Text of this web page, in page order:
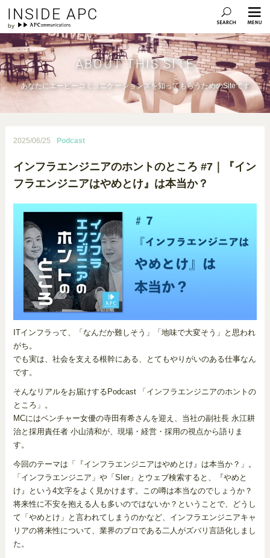
INSIDE APC
ABOUT THIS SITE
あなたにエーピーコミュニケーションズを知ってもらうためのSiteです
2025/06/25 Podcast
インフラエンジニアのホントのところ #7｜『イン
フラエンジニアはやめとけ』は本当か？
ITインフラって、「なんだか難しそう」「地味で大変そう」と思われ
がち。
でも実は、社会を支える根幹にある、とてもやりがいのある仕事なん
です。
そんなリアルをお届けするPodcast 「インフラエンジニアのホントの
ところ」。
MCにはベンチャー女優の寺田有希さんを迎え、当社の副社長 永江耕
治と採用責任者 小山清和が、現場・経営・採用の視点から語りま
す。
今回のテーマは「『インフラエンジニアはやめとけ』は本当か？」。
「インフラエンジニア」や「SIer」とウェブ検索すると、『やめと
け』という4文字をよく見かけます。この噂は本当なのでしょうか？
将来性に不安を抱える人も多いのではないか？ということで、どうし
て「やめとけ」と言われてしまうのかなど、インフラエンジニアキャ
リアの将来性について、業界のプロである二人がズバリ言語化しまし
た。